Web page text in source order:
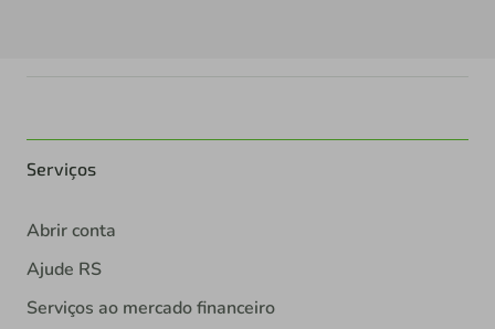
Serviços
Abrir conta
Ajude RS
Serviços ao mercado financeiro